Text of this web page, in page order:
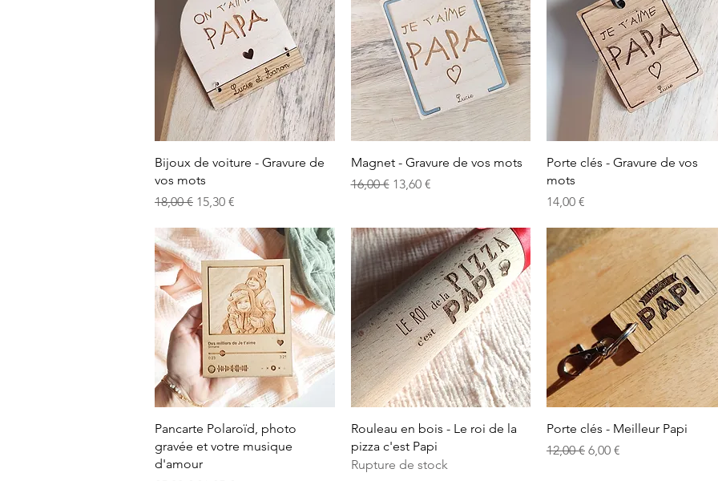
Aperçu rapide
Bijoux de voiture - Gravure de
vos mots
Prix original
18,00 € Prix promotionnel
15,30 €
Aperçu rapide
Magnet - Gravure de vos mots
Prix original
16,00 € Prix promotionnel
13,60 €
Aperçu rapide
Porte clés - Gravure de vos
mots
Prix
14,00 €
Aperçu rapide
Pancarte Polaroïd, photo
gravée et votre musique
d'amour
Aperçu rapide
Rouleau en bois - Le roi de la
pizza c'est Papi
Rupture de stock
Aperçu rapide
Porte clés - Meilleur Papi
Prix original
12,00 € Prix promotionnel
6,00 €